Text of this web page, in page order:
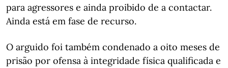
para agressores e ainda proibido de a contactar.
Ainda está em fase de recurso.
O arguido foi também condenado a oito meses de
prisão por ofensa à integridade física qualificada e